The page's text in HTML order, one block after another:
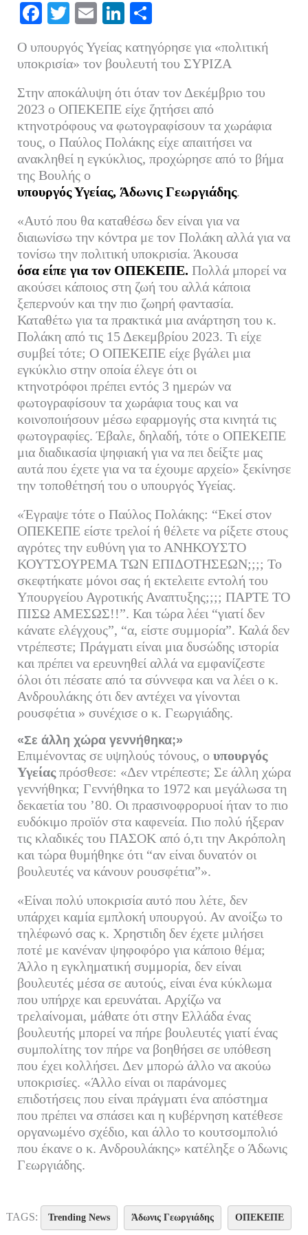
Fa
bo
ok
T
wi
tte
E
m
ail
Li
ed
οι
ρ
α
στ
εί
τε
Ο υπουργός Υγείας κατηγόρησε για «πολιτική
υποκρισία» τον βουλευτή του ΣΥΡΙΖΑ
Στην αποκάλυψη ότι όταν τον Δεκέμβριο του
2023 ο ΟΠΕΚΕΠΕ είχε ζητήσει από
κτηνοτρόφους να φωτογραφίσουν τα χωράφια
τους, ο Παύλος Πολάκης είχε απαιτήσει να
ανακληθεί η εγκύκλιος, προχώρησε από το βήμα
της Βουλής ο
υπουργός Υγείας, Άδωνις Γεωργιάδης.
«Αυτό που θα καταθέσω δεν είναι για να
διαιωνίσω την κόντρα με τον Πολάκη αλλά για να
τονίσω την πολιτική υποκρισία. Άκουσα
όσα είπε για τον ΟΠΕΚΕΠΕ. Πολλά μπορεί να
ακούσει κάποιος στη ζωή του αλλά κάποια
ξεπερνούν και την πιο ζωηρή φαντασία.
Καταθέτω για τα πρακτικά μια ανάρτηση του κ.
Πολάκη από τις 15 Δεκεμβρίου 2023. Τι είχε
συμβεί τότε; Ο ΟΠΕΚΕΠΕ είχε βγάλει μια
εγκύκλιο στην οποία έλεγε ότι οι
κτηνοτρόφοι πρέπει εντός 3 ημερών να
φωτογραφίσουν τα χωράφια τους και να
κοινοποιήσουν μέσω εφαρμογής στα κινητά τις
φωτογραφίες. Έβαλε, δηλαδή, τότε ο ΟΠΕΚΕΠΕ
μια διαδικασία ψηφιακή για να πει δείξτε μας
αυτά που έχετε για να τα έχουμε αρχείο» ξεκίνησε
την τοποθέτησή του ο υπουργός Υγείας.
«Έγραψε τότε ο Παύλος Πολάκης: “Εκεί στον
ΟΠΕΚΕΠΕ είστε τρελοί ή θέλετε να ρίξετε στους
αγρότες την ευθύνη για το ΑΝΗΚΟΥΣΤΟ
ΚΟΥΤΣΟΥΡΕΜΑ ΤΩΝ ΕΠΙΔΟΤΗΣΕΩΝ;;;; Το
σκεφτήκατε μόνοι σας ή εκτελειτε εντολή του
Υπουργείου Αγροτικής Αναπτυξης;;;; ΠΑΡΤΕ ΤΟ
ΠΙΣΩ ΑΜΕΣΩΣ!!”. Και τώρα λέει “γιατί δεν
κάνατε ελέγχους”, “α, είστε συμμορία”. Καλά δεν
ντρέπεστε; Πράγματι είναι μια δυσώδης ιστορία
και πρέπει να ερευνηθεί αλλά να εμφανίζεστε
όλοι ότι πέσατε από τα σύννεφα και να λέει ο κ.
Ανδρουλάκης ότι δεν αντέχει να γίνονται
ρουσφέτια » συνέχισε ο κ. Γεωργιάδης.
«Σε άλλη χώρα γεννήθηκα;»
Επιμένοντας σε υψηλούς τόνους, ο υπουργός
Υγείαςπρόσθεσε: «Δεν ντρέπεστε; Σε άλλη χώρα
γεννήθηκα; Γεννήθηκα το 1972 και μεγάλωσα τη
δεκαετία του ’80. Οι πρασινοφρορυοί ήταν το πιο
ευδόκιμο προϊόν στα καφενεία. Πιο πολύ ήξεραν
τις κλαδικές του ΠΑΣΟΚ από ό,τι την Ακρόπολη
και τώρα θυμήθηκε ότι “αν είναι δυνατόν οι
βουλευτές να κάνουν ρουσφέτια”».
«Είναι πολύ υποκρισία αυτό που λέτε, δεν
υπάρχει καμία εμπλοκή υπουργού. Αν ανοίξω το
τηλέφωνό σας κ. Χρηστιδη δεν έχετε μιλήσει
ποτέ με κανέναν ψηφοφόρο για κάποιο θέμα;
Άλλο η εγκληματική συμμορία, δεν είναι
βουλευτές μέσα σε αυτούς, είναι ένα κύκλωμα
που υπήρχε και ερευνάται. Αρχίζω να
τρελαίνομαι, μάθατε ότι στην Ελλάδα ένας
βουλευτής μπορεί να πήρε βουλευτές γιατί ένας
συμπολίτης τον πήρε να βοηθήσει σε υπόθεση
που έχει κολλήσει. Δεν μπορώ άλλο να ακούω
υποκρισίες. «Άλλο είναι οι παράνομες
επιδοτήσεις που είναι πράγματι ένα απόστημα
που πρέπει να σπάσει και η κυβέρνηση κατέθεσε
οργανωμένο σχέδιο, και άλλο το κουτσομπολιό
που έκανε ο κ. Ανδρουλάκης» κατέληξε ο Άδωνις
Γεωργιάδης.
TAGS: Trending News Άδωνις Γεωργιάδης ΟΠΕΚΕΠΕ